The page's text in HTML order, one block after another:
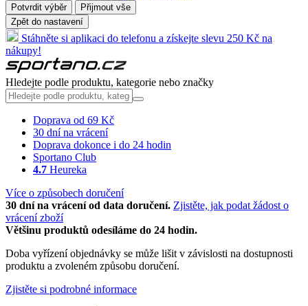
Potvrdit výběr
Přijmout vše
Zpět do nastavení
Stáhněte si aplikaci do telefonu a získejte slevu 250 Kč na
nákupy!
Hledejte podle produktu, kategorie nebo značky
Doprava od 69 Kč
30 dní na vrácení
Doprava dokonce i do 24 hodin
Sportano Club
4.7 Heureka
Více o způsobech doručení
30 dní na vrácení od data doručení. Zjistěte, jak podat žádost o
vrácení zboží
Většinu produktů odesíláme do 24 hodin.
Doba vyřízení objednávky se může lišit v závislosti na dostupnosti
produktu a zvoleném způsobu doručení.
Zjistěte si podrobné informace